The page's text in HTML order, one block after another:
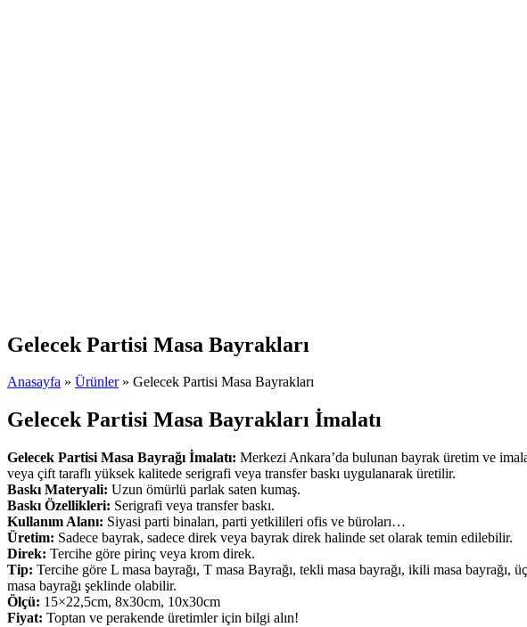
Gelecek Partisi Masa Bayrakları
Anasayfa » Ürünler» Gelecek Partisi Masa Bayrakları
Gelecek Partisi Masa Bayrakları İmalatı
Gelecek Partisi Masa Bayrağı İmalatı: Merkezi Ankara’da bulunan bayrak üretim ve
veya çift taraflı yüksek kalitede serigrafi veya transfer baskı uygulanarak üretilir.
Baskı Materyali: Uzun ömürlü parlak saten kumaş.
Baskı Özellikleri: Serigrafi veya transfer baskı.
Kullanım Alanı: Siyasi parti binaları, parti yetkilileri ofis ve büroları…
Üretim: Sadece bayrak, sadece direk veya bayrak direk halinde set olarak temin edilebilir.
Direk: Tercihe göre pirinç veya krom direk.
Tip: Tercihe göre L masa bayrağı, T masa Bayrağı, tekli masa bayrağı, ikili masa bayrağı,
masa bayrağı şeklinde olabilir.
Ölçü: 15×22,5cm, 8x30cm, 10x30cm
Fiyat: Toptan ve perakende üretimler için bilgi alın!